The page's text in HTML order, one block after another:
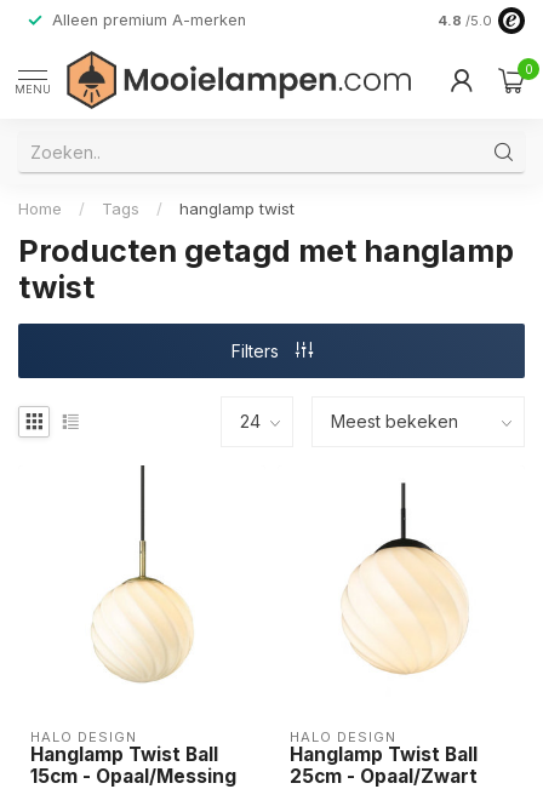
Alleen premium A-merken 4.8 /5.0
MENU
0
Home / Tags / hanglamp twist
Producten getagd met hanglamp
twist
Filters
HALO DESIGN
Hanglamp Twist Ball
15cm - Opaal/Messing
HALO DESIGN
Hanglamp Twist Ball
25cm - Opaal/Zwart